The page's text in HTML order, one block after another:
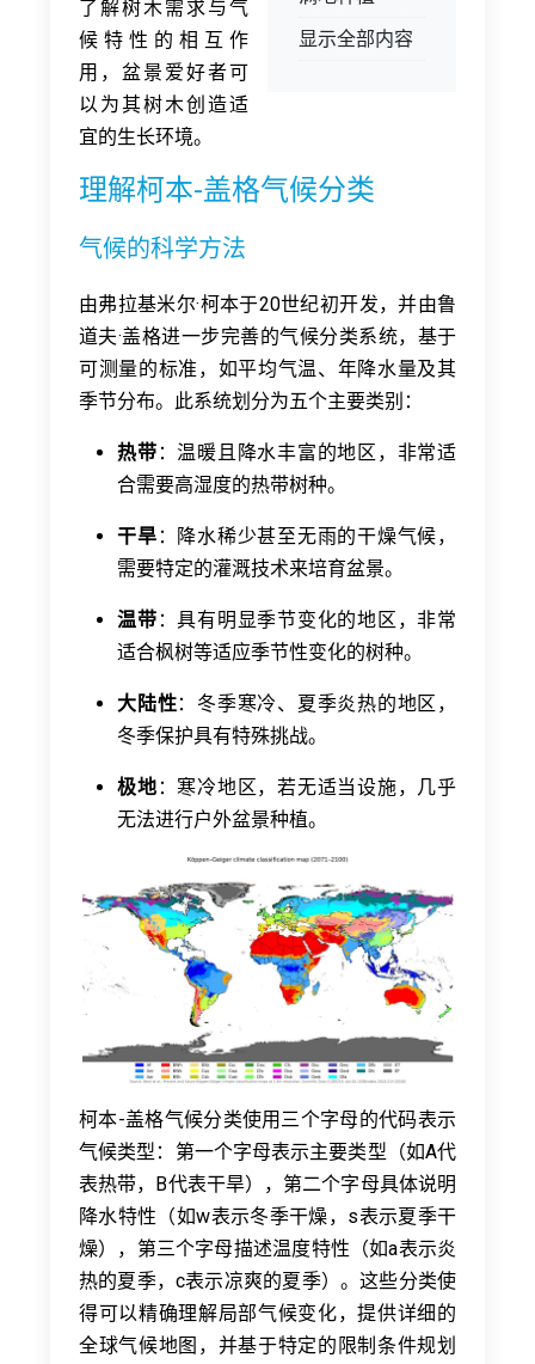
显示全部内容
了解树木需求与气
候特性的相互作
用，盆景爱好者可
以为其树木创造适
宜的生长环境。
理解柯本-盖格气候分类
气候的科学方法
由弗拉基米尔·柯本于20世纪初开发，并由鲁
道夫·盖格进一步完善的气候分类系统，基于
可测量的标准，如平均气温、年降水量及其
季节分布。此系统划分为五个主要类别：
热带 ：温暖且降水丰富的地区，非常适
合需要高湿度的热带树种。
干旱 ：降水稀少甚至无雨的干燥气候，
需要特定的灌溉技术来培育盆景。
温带 ：具有明显季节变化的地区，非常
适合枫树等适应季节性变化的树种。
大陆性：冬季寒冷、夏季炎热的地区，
冬季保护具有特殊挑战。
极地 ：寒冷地区，若无适当设施，几乎
无法进行户外盆景种植。
柯本-盖格气候分类使用三个字母的代码表示
气候类型：第一个字母表示主要类型（如A代
表热带，B代表干旱），第二个字母具体说明
降水特性（如w表示冬季干燥，s表示夏季干
燥），第三个字母描述温度特性（如a表示炎
热的夏季，c表示凉爽的夏季）。这些分类使
得可以精确理解局部气候变化，提供详细的
全球气候地图，并基于特定的限制条件规划